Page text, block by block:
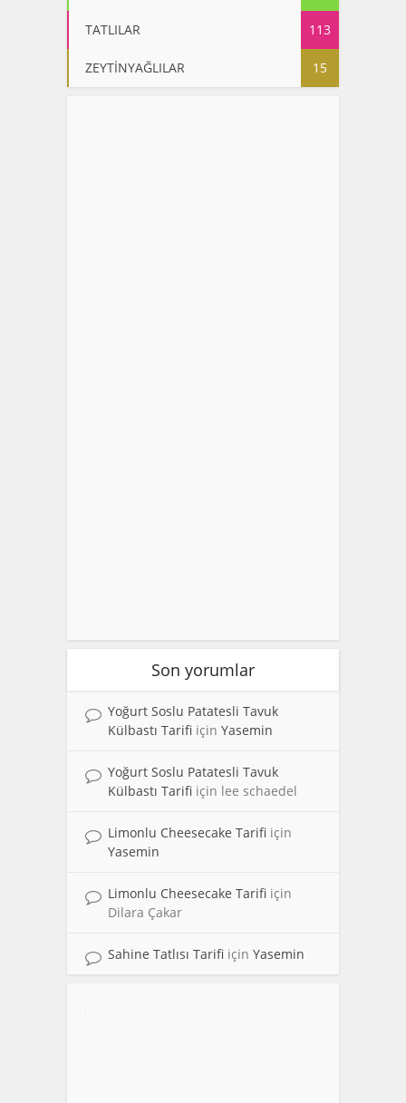
TATLILAR 113
ZEYTİNYAĞLILAR 15
Son yorumlar
Yoğurt Soslu Patatesli Tavuk
Külbastı Tarifi için Yasemin
Yoğurt Soslu Patatesli Tavuk
Külbastı Tarifi için lee schaedel
Limonlu Cheesecake Tarifi için
Yasemin
Limonlu Cheesecake Tarifi için
Dilara Çakar
Sahine Tatlısı Tarifi için Yasemin